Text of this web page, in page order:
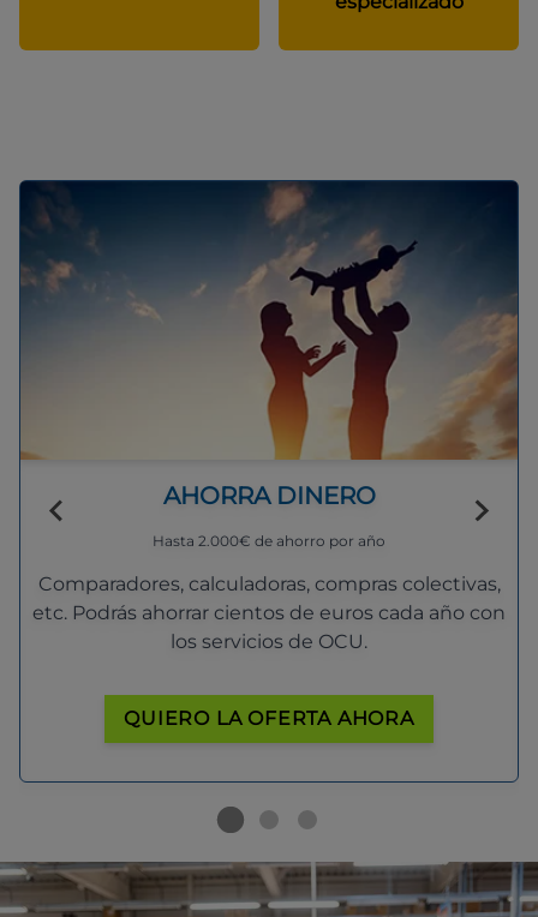
AHORRA DINERO
Hasta 2.000€ de ahorro por año
Comparadores, calculadoras, compras colectivas,
etc. Podrás ahorrar cientos de euros cada año con
los servicios de OCU.
QUIERO LA OFERTA AHORA